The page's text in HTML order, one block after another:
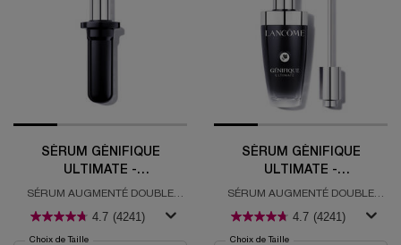
SÉRUM GÉNIFIQUE
ULTIMATE -
RECHARGEABLE
SÉRUM AUGMENTÉ DOUBLE
4.7 (4241)
Choix de Taille
SÉRUM GÉNIFIQUE
ULTIMATE -
RECHARGEABLE
SÉRUM AUGMENTÉ DOUBLE
4.7 (4241)
Choix de Taille